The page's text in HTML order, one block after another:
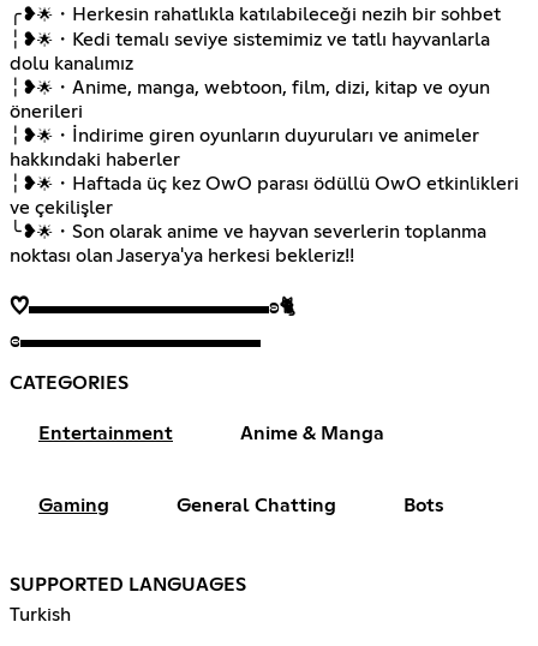
╭❥🌟 ・Herkesin rahatlıkla katılabileceği nezih bir sohbet
╎❥🌟 ・Kedi temalı seviye sistemimiz ve tatlı hayvanlarla
dolu kanalımız
╎❥🌟 ・Anime, manga, webtoon, film, dizi, kitap ve oyun
önerileri
╎❥🌟 ・İndirime giren oyunların duyuruları ve animeler
hakkındaki haberler
╎❥🌟 ・Haftada üç kez OwO parası ödüllü OwO etkinlikleri
ve çekilişler
╰❥🌟 ・Son olarak anime ve hayvan severlerin toplanma
noktası olanJaserya'ya
♡▬▬▬▬▬▬▬▬▬▬ʚ🐈
ɞ▬▬▬▬▬▬▬▬▬▬
CATEGORIES
Entertainment Anime & Manga
Gaming General Chatting Bots
SUPPORTED LANGUAGES
Turkish